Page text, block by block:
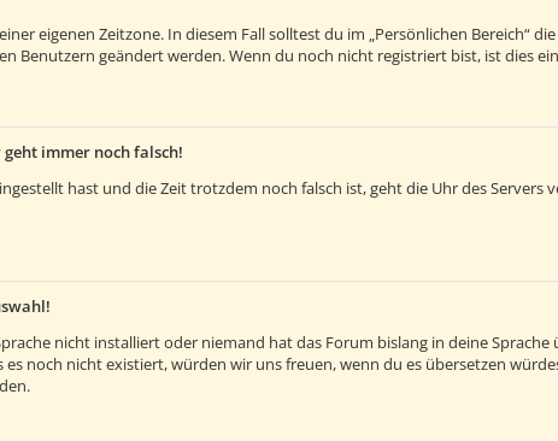
eigenen Zeitzone. In diesem Fall solltest du im „Persönlichen Bereich“
Benutzern geändert werden. Wenn du noch nicht registriert bist, ist dies
immer noch falsch!
hast und die Zeit trotzdem noch falsch ist, geht die Uhr des
nicht installiert oder niemand hat das Forum bislang in deine
noch nicht existiert, würden wir uns freuen, wenn du es übersetzen